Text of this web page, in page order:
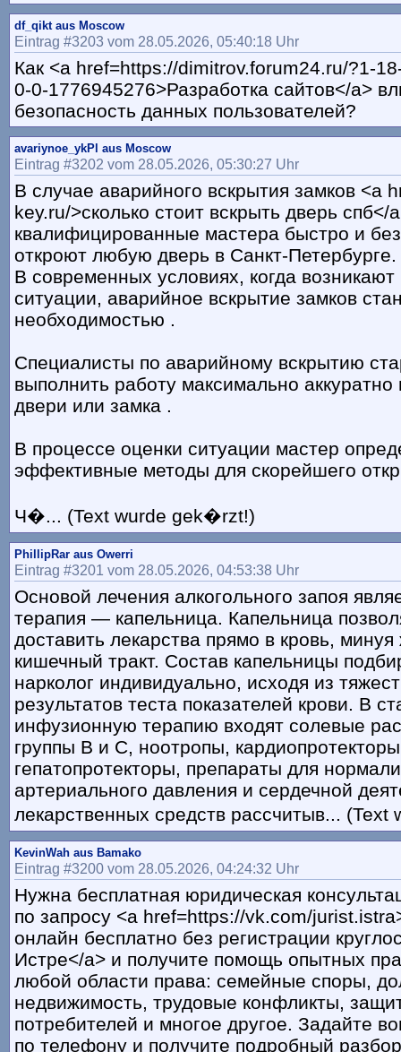
df_qikt aus Moscow
Eintrag #3203 vom 28.05.2026, 05:40:18 Uhr
Как <a href=https://dimitrov.forum24.ru/?1-
0-0-1776945276>Разработка сайтов</a>
безопасность данных пользователей?
avariynoe_ykPl aus Moscow
Eintrag #3202 vom 28.05.2026, 05:30:27 Uhr
В случае аварийного вскрытия замков <a
key.ru/>сколько стоит вскрыть дверь
квалифицированные мастера быстро и
откроют любую дверь в Санкт-Петербурге.
В современных условиях, когда
ситуации, аварийное вскрытие замков
необходимостью .
Специалисты по аварийному вскрытию
выполнить работу максимально
двери или замка .
В процессе оценки ситуации мастер
эффективные методы для скорейшего
Ч�... (Text wurde gek�rzt!)
PhillipRar aus Owerri
Eintrag #3201 vom 28.05.2026, 04:53:38 Uhr
Основой лечения алкогольного запоя
терапия — капельница. Капельница
доставить лекарства прямо в кровь,
кишечный тракт. Состав капельницы
нарколог индивидуально, исходя из
результатов теста показателей крови. В
инфузионную терапию входят солевые
группы B и C, ноотропы,
гепатопротекторы, препараты для
артериального давления и сердечной
лекарственных средств рассчитыв...
KevinWah aus Bamako
Eintrag #3200 vom 28.05.2026, 04:24:32 Uhr
Нужна бесплатная юридическая
по запросу <a href=https://vk.com/
онлайн бесплатно без регистрации
Истре</a> и получите помощь опытных
любой области права: семейные споры,
недвижимость, трудовые конфликты,
потребителей и многое другое. Задайте
по телефону и получите подробный